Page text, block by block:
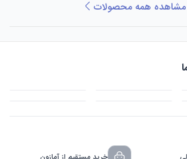
مشاهده همه محصولات